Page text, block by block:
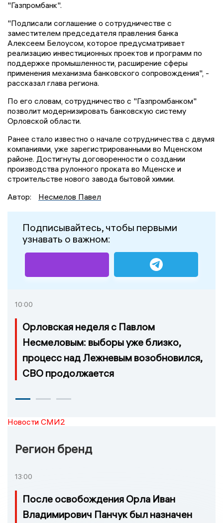
"Газпромбанк".
"Подписали соглашение о сотрудничестве с
заместителем председателя правления банка
Алексеем Белоусом, которое предусматривает
реализацию инвестиционных проектов и программ по
поддержке промышленности, расширение сферы
применения механизма банковского сопровождения", -
рассказал глава региона.
По его словам, сотрудничество с "Газпромбанком"
позволит модернизировать банковскую систему
Орловской области.
Ранее стало известно о начале сотрудничества с двумя
компаниями, уже зарегистрированными во Мценском
районе. Достигнуты договоренности о создании
производства рулонного проката во Мценске и
строительстве нового завода бытовой химии.
Автор:
Несмелов Павел
Подписывайтесь, чтобы первыми
узнавать о важном:
10:00
Орловская неделя с Павлом
Несмеловым: выборы уже близко,
процесс над Лежневым возобновился,
СВО продолжается
Новости СМИ2
Регион бренд
13:00
После освобождения Орла Иван
Владимирович Панчук был назначен